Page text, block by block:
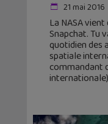
21 mai 2016
La NASA
Snapchat. Tu
quotidien des
spatiale
commandant